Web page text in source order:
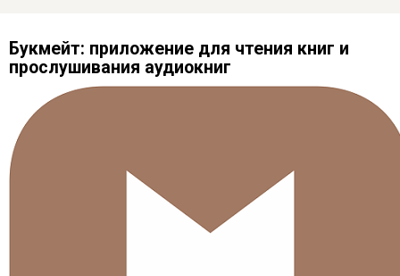
Букмейт: приложение для чтения книг и
прослушивания аудиокниг